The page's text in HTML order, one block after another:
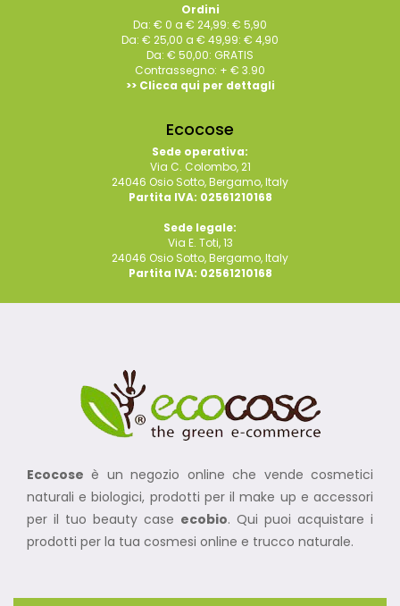
Ordini
Da: € 0 a € 24,99: € 5,90
Da: € 25,00 a € 49,99: € 4,90
Da: € 50,00: GRATIS
Contrassegno: + € 3.90
>> Clicca qui per dettagli
Ecocose
Sede operativa:
Via C. Colombo, 21
24046 Osio Sotto, Bergamo, Italy
Partita IVA: 02561210168
Sede legale:
Via E. Toti, 13
24046 Osio Sotto, Bergamo, Italy
Partita IVA: 02561210168
Ecocose è un negozio online che vende cosmetici
naturali e biologici, prodotti per il make up e accessori
per il tuo beauty case ecobio. Qui puoi acquistare i
prodotti per la tua cosmesi online e trucco naturale.